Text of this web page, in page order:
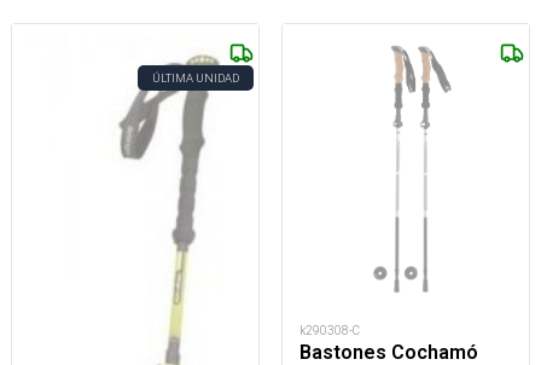
ÚLTIMA UNIDAD
k290308-C
Bastones Cochamó